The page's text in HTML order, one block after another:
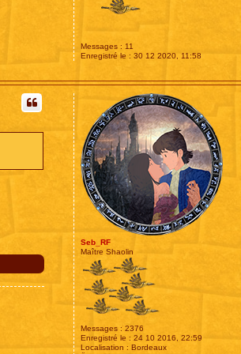
Messages : 11
Enregistré le : 30 12 2020, 11:58
Seb_RF
Maître Shaolin
Messages : 2376
Enregistré le : 24 10 2016, 22:59
Localisation : Bordeaux